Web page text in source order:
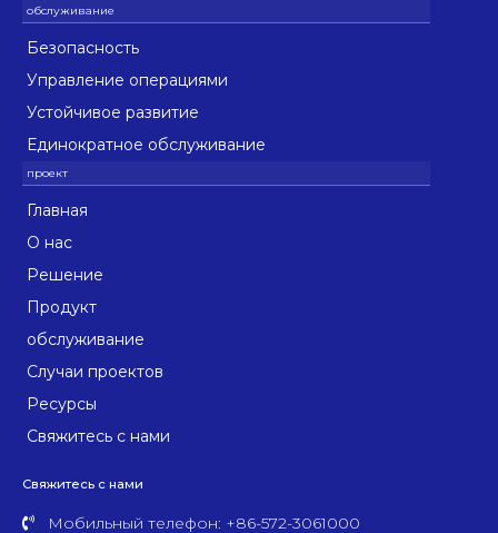
Безопасность
Управление операциями
Устойчивое развитие
Единократное обслуживание
Главная
О нас
Решение
Продукт
обслуживание
Случаи проектов
Ресурсы
Свяжитесь с нами
Свяжитесь с нами
Мобильный телефон: +86-572-3061000